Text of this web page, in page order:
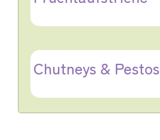
Chutneys & Pestos